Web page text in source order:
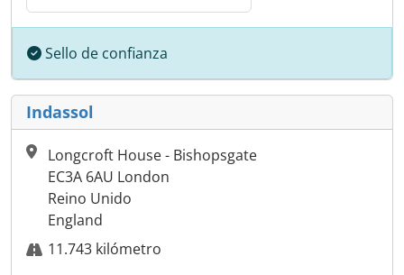
Sello de confianza
Indassol
Longcroft House - Bishopsgate
EC3A 6AU London
Reino Unido
England
11.743 kilómetro